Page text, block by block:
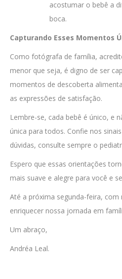
acostumar o bebê a
boca.
Capturando Esses Momentos
Como fotógrafa de família,
menor que seja, é digno de ser
momentos de descoberta
as expressões de satisfação.
Lembre-se, cada bebê é único, e
única para todos. Confie nos
dúvidas, consulte sempre o
Espero que essas orientações
mais suave e alegre para você e
Até a próxima segunda-feira, com
enriquecer nossa jornada em
Um abraço,
Andréa Leal.